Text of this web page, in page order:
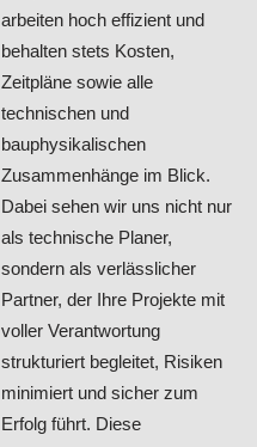
arbeiten hoch effizient und
behalten stets Kosten,
Zeitpläne sowie alle
technischen und
bauphysikalischen
Zusammenhänge im Blick.
Dabei sehen wir uns nicht nur
als technische Planer,
sondern als verlässlicher
Partner, der Ihre Projekte mit
voller Verantwortung
strukturiert begleitet, Risiken
minimiert und sicher zum
Erfolg führt. Diese